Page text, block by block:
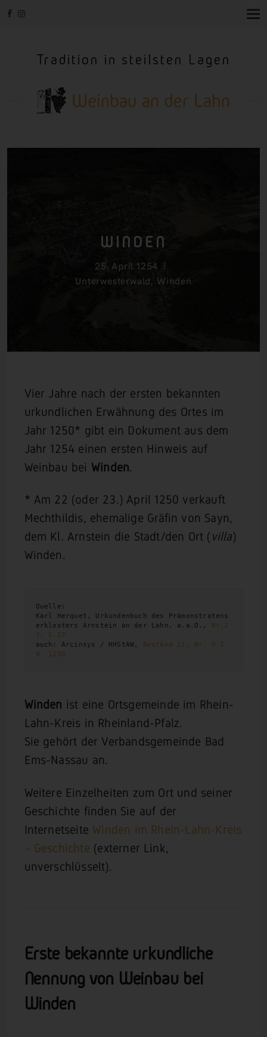
T
Tradition in steilsten Lagen
WINDEN
25. April 1254
Unterwesterwald, Winden
Vier Jahre nach der ersten bekannten
urkundlichen Erwähnung des Ortes im
Jahr 1250* gibt ein Dokument aus dem
Jahr 1254 einen ersten Hinweis auf
Weinbau bei Winden.
* Am 22 (oder 23.) April 1250 verkauft
Mechthildis, ehemalige Gräfin von Sayn,
dem Kl. Arnstein die Stadt/den Ort ( villa)
Winden.
Quelle:
Karl Herquet, Urkundenbuch des Prämonstratens
erklosters Arnstein an der Lahn, a.a.O., Nr.2
7, S.27
auch: Arcinsys / HHStAW,
Bestand 11, Nr. U 1
9, 1250
Winden ist eine Ortsgemeinde im Rhein-
Lahn-Kreis in Rheinland-Pfalz.
Sie gehört der Verbandsgemeinde Bad
Ems-Nassau an.
Weitere Einzelheiten zum Ort und seiner
Geschichte finden Sie auf der
Internetseite Winden im Rhein-Lahn-Kreis
– Geschichte (externer Link,
unverschlüsselt).
Erste bekannte urkundliche
Nennung von Weinbau bei
Winden